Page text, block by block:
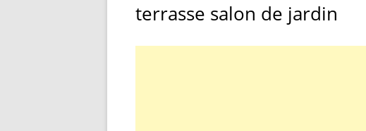
terrasse salon de jardin